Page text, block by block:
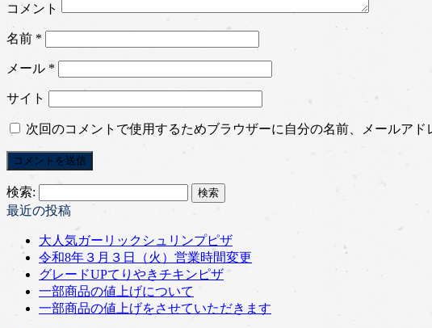
コメント
名前 *
メール *
サイト
次回のコメントで使用するためブラウザーに自分の名前、メールアド
検索:
最近の投稿
大人気ガーリックシュリンプピザ
令和8年３月３日（火）営業時間変更
グレードUPてりやきチキンピザ
一部商品の値上げについて
一部商品の値上げをさせていただきます